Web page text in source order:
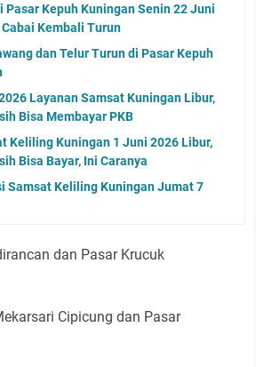
Pasar Kepuh Kuningan Senin 22 Juni
Kembali Turun
dan Telur Turun di Pasar Kepuh
Layanan Samsat Kuningan Libur,
Bisa Membayar PKB
Keliling Kuningan 1 Juni 2026 Libur,
Bisa Bayar, Ini Caranya
Samsat Keliling Kuningan Jumat 7
dan Pasar Krucuk
Cipicung dan Pasar